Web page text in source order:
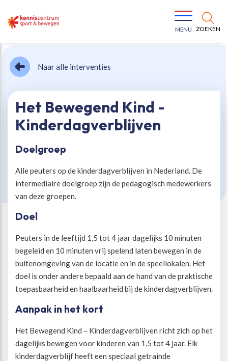
ZOEKEN
MENU
Naar alle interventies
Het Bewegend Kind -
Kinderdagverblijven
Doelgroep
Alle peuters op de kinderdagverblijven in Nederland. De
intermediaire doelgroep zijn de pedagogisch medewerkers
van deze groepen.
Doel
Peuters in de leeftijd 1,5 tot 4 jaar dagelijks 10 minuten
begeleid en 10 minuten vrij spelend laten bewegen in de
buitenomgeving van de locatie en in de speellokalen. Het
doel is onder andere bepaald aan de hand van de praktische
toepasbaarheid en haalbaarheid bij de kinderdagverblijven.
Aanpak in het kort
Het Bewegend Kind – Kinderdagverblijven richt zich op het
dagelijks bewegen voor kinderen van 1,5 tot 4 jaar. Elk
kinderdagverblijf heeft een speciaal getrainde
Bewegen voor een gezonde leefstijl
Vitaal ouder worden
Maatschappelijke waarde
Beweegvriendelijke omgeving
Kansengelijkheid
Paralympische topsport
Esports, gaming en gamification
Onze werkwijze
Organisatie
Werken bij
Persvoorlichting en Public Affairs